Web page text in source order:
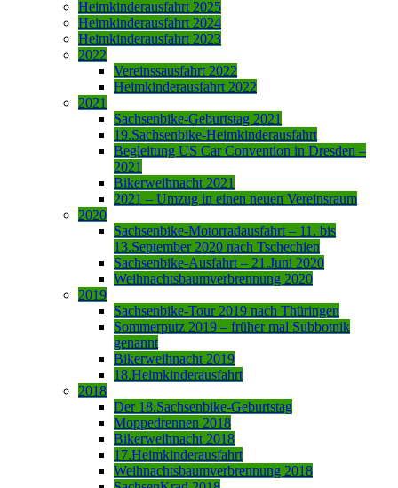
Heimkinderausfahrt 2025
Heimkinderausfahrt 2024
Heimkinderausfahrt 2023
2022
Vereinssausfahrt 2022
Heimkinderausfahrt 2022
2021
Sachsenbike-Geburtstag 2021
19.Sachsenbike-Heimkinderausfahrt
Begleitung US Car Convention in Dresden –
2021
Bikerweihnacht 2021
2021 – Umzug in einen neuen Vereinsraum
2020
Sachsenbike-Motorradausfahrt – 11. bis
13.September 2020 nach Tschechien
Sachsenbike-Ausfahrt – 21.Juni 2020
Weihnachtsbaumverbrennung 2020
2019
Sachsenbike-Tour 2019 nach Thüringen
Sommerputz 2019 – früher mal Subbotnik
genannt
Bikerweihnacht 2019
18.Heimkinderausfahrt
2018
Der 18.Sachsenbike-Geburtstag
Moppedrennen 2018
Bikerweihnacht 2018
17.Heimkinderausfahrt
Weihnachtsbaumverbrennung 2018